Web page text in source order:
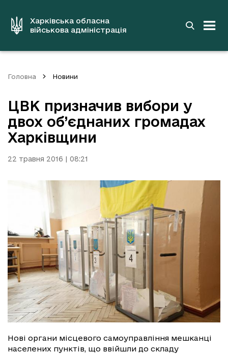
вмістуХарківська обласна
військова адміністрація
Головна Новини
ЦВК призначив вибори у
двох об’єднаних громадах
Харківщини
22 травня 2016 | 08:21
Нові органи місцевого самоуправління мешканці
населених пунктів, що ввійшли до складу